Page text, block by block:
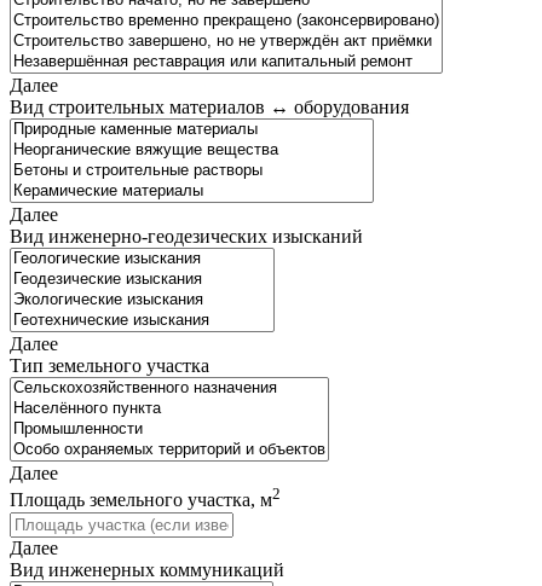
Далее
Вид строительных материалов ↔ оборудования
Далее
Вид инженерно-геодезических изысканий
Далее
Тип земельного участка
Далее
Площадь земельного участка, м2
Далее
Вид инженерных коммуникаций